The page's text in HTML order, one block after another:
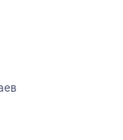
основе 80 оценок